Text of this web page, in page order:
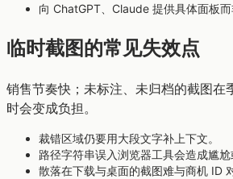
向 ChatGPT、Claude 提供具体面板而
临时截图的常见失效点
销售节奏快；未标注、未归档的截图在
时会变成负担。
裁错区域仍要用大段文字补上下文。
路径字符串误入浏览器工具会造成尴尬
散落在下载与桌面的截图难与商机 ID